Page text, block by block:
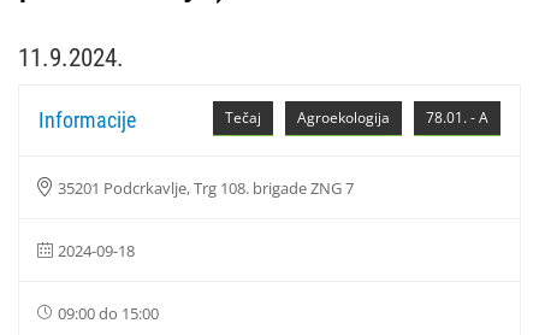
11.9.2024.
78.01. - A
Agroekologija
Tečaj
Informacije
35201 Podcrkavlje, Trg 108. brigade ZNG 7
2024-09-18
09:00 do 15:00